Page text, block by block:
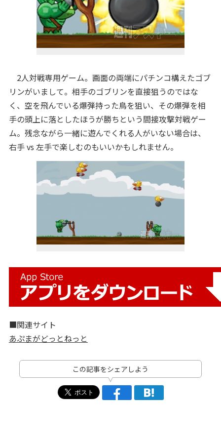
2人対戦専用ゲーム。画面の両端にパチンコ構えたゴブ
リンがいまして。相手のゴブリンを直接狙うのではな
く、空を飛んでいる爆弾持った鳥を狙い、その爆弾を相
手の頭上に落としたほうが勝ちという間接攻撃対戦ゲー
ム。残念ながら一緒に遊んでくれる人がいない場合は、
右手 vs 左手で楽しむのもいいかもしれません。
■関連サイト
あぷまがどっとねっと
この記事をシェアしよう